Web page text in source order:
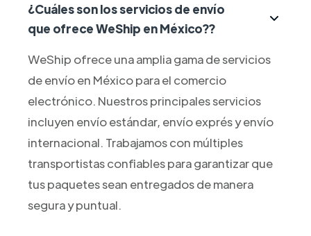
¿Cuáles son los servicios de envío
que ofrece WeShip en México??
WeShip ofrece una amplia gama de servicios
de envío en México para el comercio
electrónico. Nuestros principales servicios
incluyen envío estándar, envío exprés y envío
internacional. Trabajamos con múltiples
transportistas confiables para garantizar que
tus paquetes sean entregados de manera
segura y puntual.